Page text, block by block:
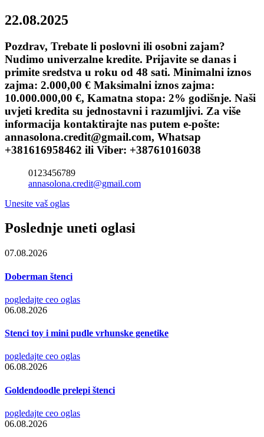
22.08.2025
Pozdrav, Trebate li poslovni ili osobni zajam?
Nudimo univerzalne kredite. Prijavite se danas i
primite sredstva u roku od 48 sati. Minimalni iznos
zajma: 2.000,00 € Maksimalni iznos zajma:
10.000.000,00 €, Kamatna stopa: 2% godišnje. Naši
uvjeti kredita su jednostavni i razumljivi. Za više
informacija kontaktirajte nas putem e-pošte:
annasolona.credit@gmail.com, Whatsap
+381616958462 ili Viber: +38761016038
0123456789
annasolona.credit@gmail.com
Unesite vaš oglas
Poslednje uneti oglasi
07.08.2026
Doberman štenci
pogledajte ceo oglas
06.08.2026
Stenci toy i mini pudle vrhunske genetike
pogledajte ceo oglas
06.08.2026
Goldendoodle prelepi štenci
pogledajte ceo oglas
06.08.2026